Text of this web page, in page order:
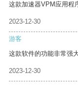
这款加速器VPM应用程
2023-12-30
游客
这款软件的功能非常强
2023-12-30